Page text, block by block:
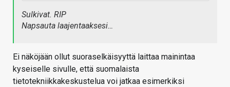
Sulkivat. RIP
Napsauta laajentaaksesi…
Ei näköjään ollut suoraselkäisyyttä laittaa mainintaa
kyseiselle sivulle, että suomalaista
tietotekniikkakeskustelua voi jatkaa esimerkiksi